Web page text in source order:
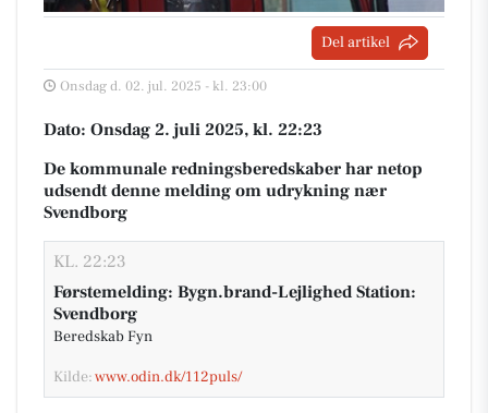
Del artikel
Onsdag d. 02. jul. 2025 - kl. 23:00
Dato: Onsdag 2. juli 2025, kl. 22:23
De kommunale redningsberedskaber har netop
udsendt denne melding om udrykning nær
Svendborg
KL. 22:23
Førstemelding: Bygn.brand-Lejlighed Station:
Svendborg
Beredskab Fyn
Kilde:www.odin.dk/112puls/